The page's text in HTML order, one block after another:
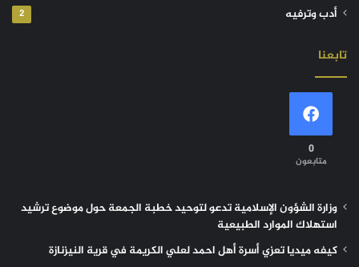
أدب وترفيه 2
تابعنا
0
متابعون
وزارة الشؤون الإسلامية تدعو لتوحيد خطبة الجمعة حول موضوع ترشيد
استهلاك الموارد الطبيعية
كيفه ميديا تعزي أسرة أهل احمد لعلي الكريمة في قرية النيزنازة